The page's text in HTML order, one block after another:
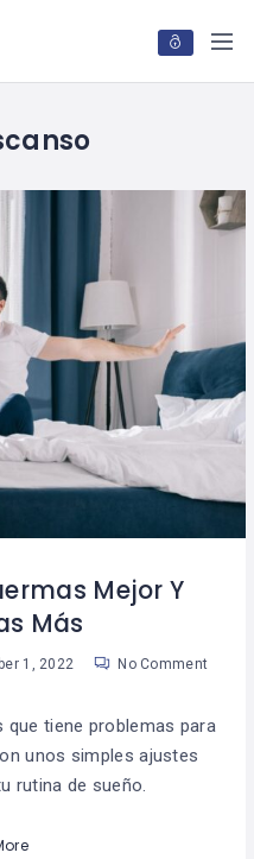
Mejor Y
Más
1, 2022 No Comment
que tiene problemas para
unos simples ajustes
rutina de sueño.